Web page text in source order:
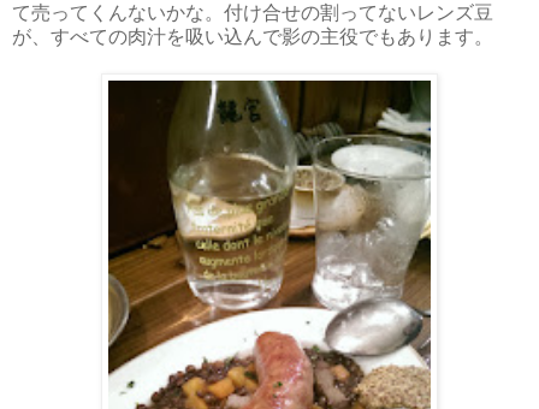
て売ってくんないかな。付け合せの割ってないレンズ豆
が、すべての肉汁を吸い込んで影の主役でもあります。